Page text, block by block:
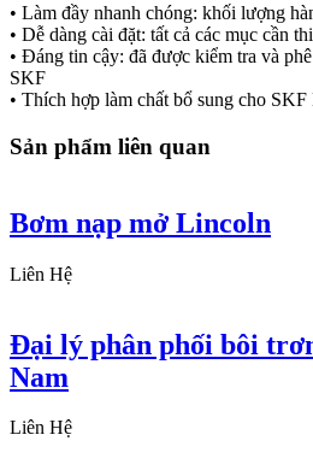
• Làm đầy nhanh chóng: khối lượng
• Dễ dàng cài đặt: tất cả các mục cần
• Đáng tin cậy: đã được kiểm tra và
SKF
• Thích hợp làm chất bổ sung cho
Sản phẩm liên quan
Bơm nạp mở Lincoln
Liên Hệ
Đại lý phân phối bôi
Nam
Liên Hệ